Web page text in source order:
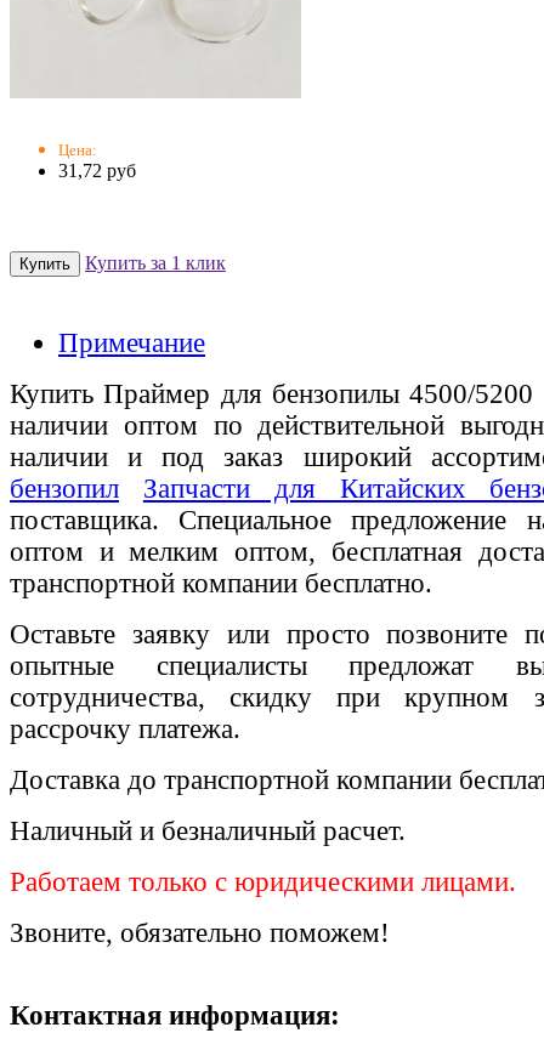
Цена:
31,72 руб
Купить за 1 клик
Примечание
Купить Праймер для бензопилы 4500/5200
наличии оптом по действительной
наличии и под заказ широкий
бензопил
Запчасти для Китайских
поставщика. Специальное предложение
оптом и мелким оптом, бесплатная
транспортной компании бесплатно.
Оставьте заявку или просто позвоните
опытные специалисты предложат
сотрудничества, скидку при крупном
рассрочку платежа.
Доставка до транспортной компании
Наличный и безналичный расчет.
Работаем только с юридическими лицами.
Звоните, обязательно поможем!
Контактная информация: